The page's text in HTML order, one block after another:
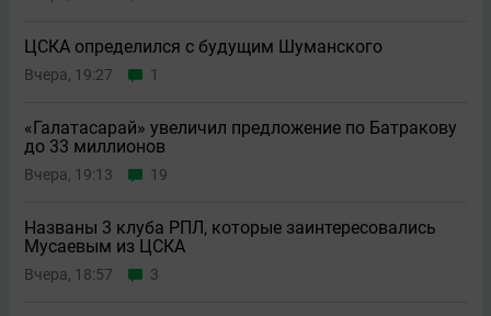
ЦСКА определился с будущим Шуманского
Вчера, 19:27 1
«Галатасарай» увеличил предложение по Батракову
до 33 миллионов
Вчера, 19:13 19
Названы 3 клуба РПЛ, которые заинтересовались
Мусаевым из ЦСКА
Вчера, 18:57 3